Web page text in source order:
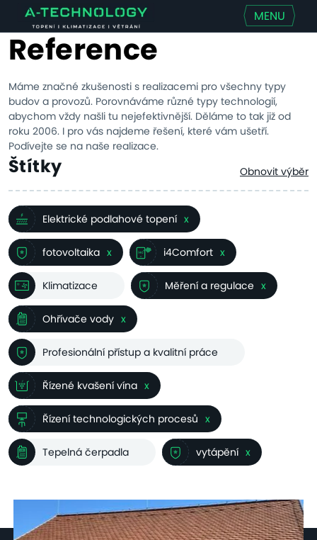
MENU
Reference
Máme značné zkušenosti s realizacemi pro všechny typy
budov a provozů. Porovnáváme různé typy technologií,
abychom vždy našli tu nejefektivnější. Děláme to tak již od
roku 2006. I pro vás najdeme řešení, které vám ušetří.
Podívejte se na naše realizace.
Štítky Obnovit výběr
Elektrické podlahové topení x
fotovoltaika x i4Comfort x
Klimatizace Měření a regulace x
Ohřívače vody x
Profesionální přístup a kvalitní práce
Řízené kvašení vína x
Řízení technologických procesů x
Tepelná čerpadla vytápění x